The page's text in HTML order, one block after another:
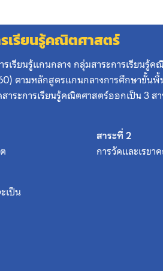
เรียนรู้คณิตศาสตร์
รเรียนรู้แกนกลาง กลุ่มสาระการเรียนรู้
ตามหลักสูตรแกนกลางการศึกษาขั้นพื้
าระการเรียนรู้คณิตศาสตร์ออกเป็น 3 ส
เป็น
สาระที่ 2
การวัดและเรขา